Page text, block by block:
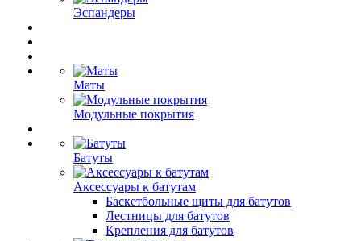
Эспандеры
Маты
Модульные покрытия
Батуты
Аксессуары к батутам
Баскетбольные щиты для батутов
Лестницы для батутов
Крепления для батутов